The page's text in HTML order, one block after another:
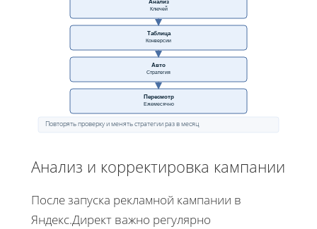
Анализ
Ключей
Таблица
Конверсии
Авто
Стратегия
Пересмотр
Ежемесячно
Повторять проверку и менять стратегии раз в месяц
Анализ и корректировка кампании
После запуска рекламной кампании в
Яндекс.Директ важно регулярно